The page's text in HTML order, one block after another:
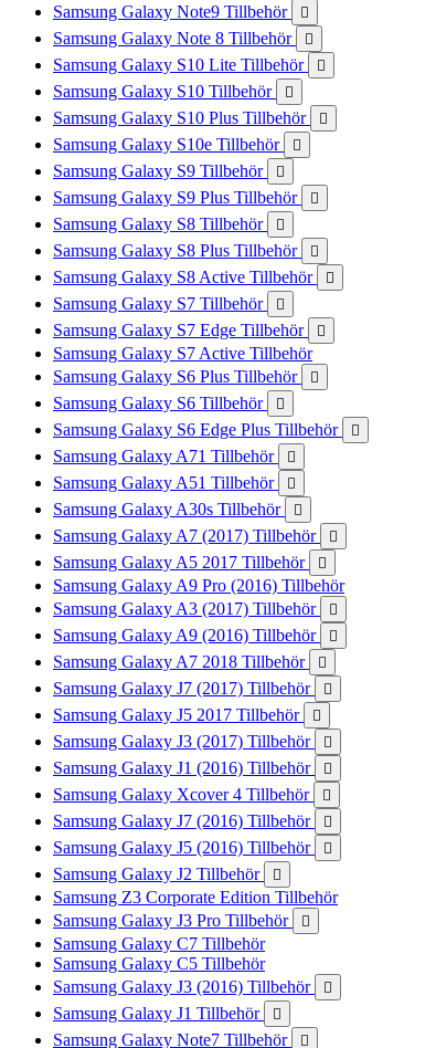
Samsung Galaxy Note9 Tillbehör 
Samsung Galaxy Note 8 Tillbehör 
Samsung Galaxy S10 Lite Tillbehör 
Samsung Galaxy S10 Tillbehör 
Samsung Galaxy S10 Plus Tillbehör 
Samsung Galaxy S10e Tillbehör 
Samsung Galaxy S9 Tillbehör 
Samsung Galaxy S9 Plus Tillbehör 
Samsung Galaxy S8 Tillbehör 
Samsung Galaxy S8 Plus Tillbehör 
Samsung Galaxy S8 Active Tillbehör 
Samsung Galaxy S7 Tillbehör 
Samsung Galaxy S7 Edge Tillbehör 
Samsung Galaxy S7 Active Tillbehör
Samsung Galaxy S6 Plus Tillbehör

Samsung Galaxy S6 Tillbehör 
Samsung Galaxy S6 Edge Plus Tillbehör 
Samsung Galaxy A71 Tillbehör 
Samsung Galaxy A51 Tillbehör 
Samsung Galaxy A30s Tillbehör 
Samsung Galaxy A7 (2017) Tillbehör 
Samsung Galaxy A5 2017 Tillbehör 
Samsung Galaxy A9 Pro (2016) Tillbehör
Samsung Galaxy A3 (2017) Tillbehör

Samsung Galaxy A9 (2016) Tillbehör 
Samsung Galaxy A7 2018 Tillbehör 
Samsung Galaxy J7 (2017) Tillbehör 
Samsung Galaxy J5 2017 Tillbehör 
Samsung Galaxy J3 (2017) Tillbehör 
Samsung Galaxy J1 (2016) Tillbehör 
Samsung Galaxy Xcover 4 Tillbehör 
Samsung Galaxy J7 (2016) Tillbehör 
Samsung Galaxy J5 (2016) Tillbehör 
Samsung Galaxy J2 Tillbehör 
Samsung Z3 Corporate Edition Tillbehör
Samsung Galaxy J3 Pro Tillbehör

Samsung Galaxy C7 Tillbehör
Samsung Galaxy C5 Tillbehör
Samsung Galaxy J3 (2016) Tillbehör

Samsung Galaxy J1 Tillbehör 
Samsung Galaxy Note7 Tillbehör 